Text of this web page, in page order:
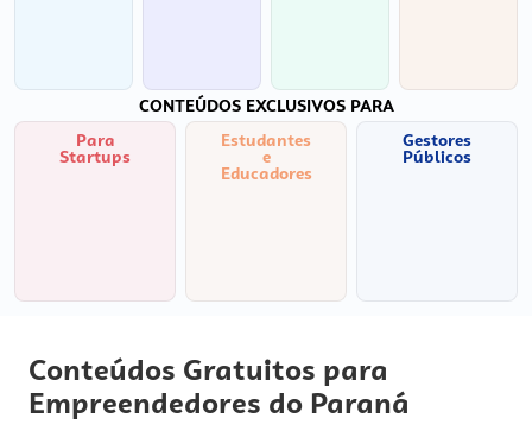
CONTEÚDOS EXCLUSIVOS PARA
Para
Startups
Estudantes
e
Educadores
Gestores
Públicos
Conteúdos Gratuitos para
Empreendedores do Paraná